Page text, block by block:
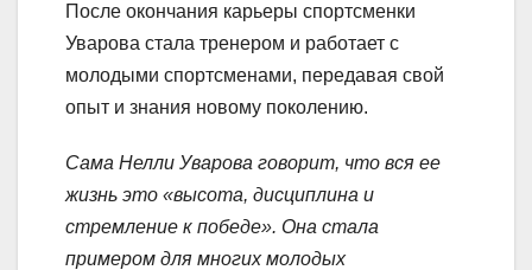
После окончания карьеры спортсменки
Уварова стала тренером и работает с
молодыми спортсменами, передавая свой
опыт и знания новому поколению.
Сама Нелли Уварова говорит, что вся ее
жизнь это «высота, дисциплина и
стремление к победе». Она стала
примером для многих молодых